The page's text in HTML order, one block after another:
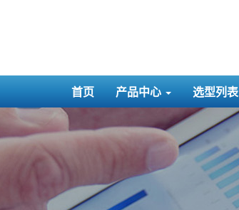
首页 产品中心 选型列表